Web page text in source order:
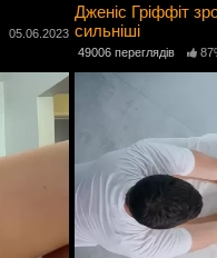
05.06.2023
Дженіс Гріффіт
сильніші
49006 переглядів